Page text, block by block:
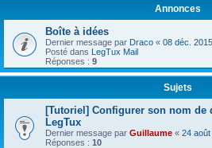
Annonces
Boîte à idées
Dernier message par Draco « 08 déc.
Posté dans LegTux Mail
Réponses : 9
Sujets
[Tutoriel] Configurer son nom de
LegTux
Dernier message par Guillaume « 24
Réponses : 10